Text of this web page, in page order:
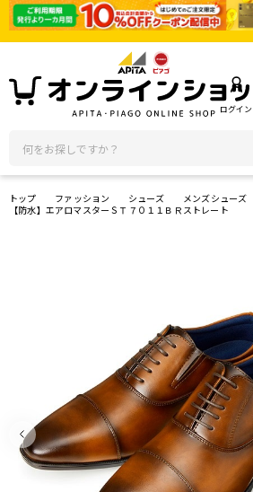
ログイン
トップ ファッション シューズ メンズシューズ
【防水】エアロマスターＳＴ７０１１ＢＲストレート